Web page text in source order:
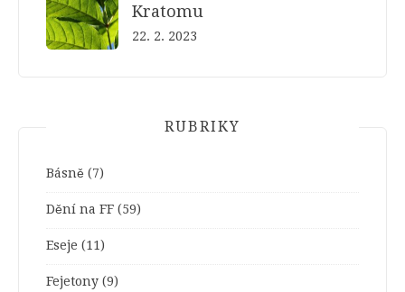
Kratomu
22. 2. 2023
RUBRIKY
Básně (7)
Dění na FF (59)
Eseje (11)
Fejetony (9)